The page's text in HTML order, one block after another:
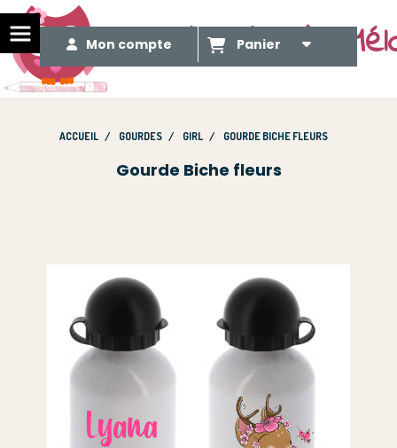
Le Méli Mélo de
Mon compte Panier
ACCUEIL GOURDES GIRL GOURDE BICHE FLEURS
Gourde Biche fleurs